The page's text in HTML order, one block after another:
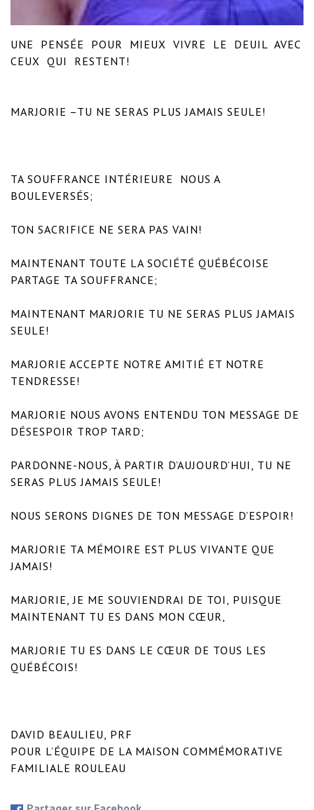
UNE  PENSÉE  POUR  MIEUX  VIVRE  LE  DEUIL  AVEC
CEUX  QUI  RESTENT!
MARJORIE –TU NE SERAS PLUS JAMAIS SEULE!
TA SOUFFRANCE INTÉRIEURE  NOUS A
BOULEVERSÉS;
TON SACRIFICE NE SERA PAS VAIN!
MAINTENANT TOUTE LA SOCIÉTÉ QUÉBÉCOISE
PARTAGE TA SOUFFRANCE;
MAINTENANT MARJORIE TU NE SERAS PLUS JAMAIS
SEULE!
MARJORIE ACCEPTE NOTRE AMITIÉ ET NOTRE
TENDRESSE!
MARJORIE NOUS AVONS ENTENDU TON MESSAGE DE
DÉSESPOIR TROP TARD;
PARDONNE-NOUS, À PARTIR D’AUJOURD’HUI, TU NE
SERAS PLUS JAMAIS SEULE!
NOUS SERONS DIGNES DE TON MESSAGE D’ESPOIR!
MARJORIE TA MÉMOIRE EST PLUS VIVANTE QUE
JAMAIS!
MARJORIE, JE ME SOUVIENDRAI DE TOI, PUISQUE
MAINTENANT TU ES DANS MON CŒUR,
MARJORIE TU ES DANS LE CŒUR DE TOUS LES
QUÉBÉCOIS!
DAVID BEAULIEU, PRF
POUR L’ÉQUIPE DE LA MAISON COMMÉMORATIVE
FAMILIALE ROULEAU